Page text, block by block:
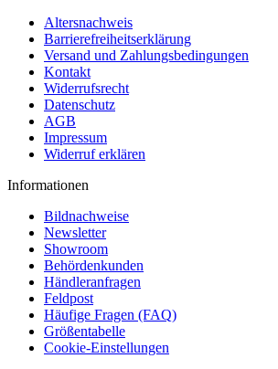
Altersnachweis
Barrierefreiheitserklärung
Versand und Zahlungsbedingungen
Kontakt
Widerrufsrecht
Datenschutz
AGB
Impressum
Widerruf erklären
Informationen
Bildnachweise
Newsletter
Showroom
Behördenkunden
Händleranfragen
Feldpost
Häufige Fragen (FAQ)
Größentabelle
Cookie-Einstellungen